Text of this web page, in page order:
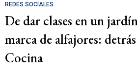
REDES SOCIALES
De dar clases en un
marca de alfajores:
Cocina